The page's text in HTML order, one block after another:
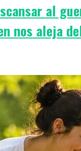
al
nos aleja